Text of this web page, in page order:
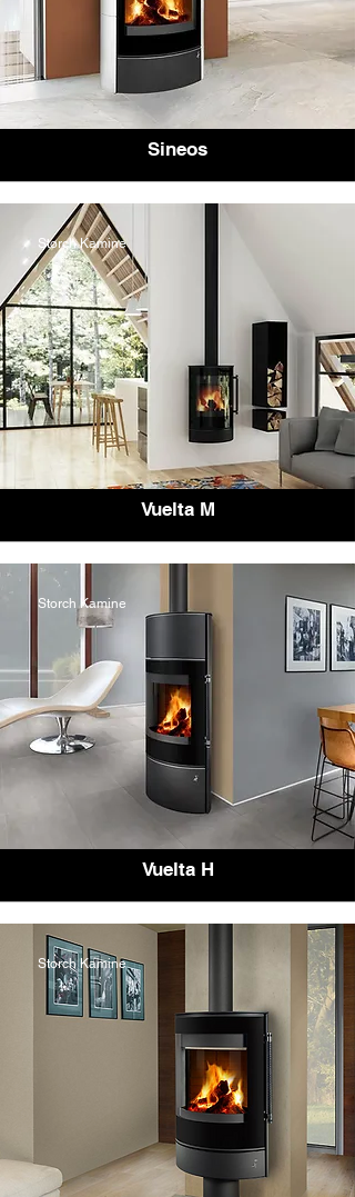
Sineos
Storch Kamine
Vuelta M
Storch Kamine
Vuelta H
Storch Kamine